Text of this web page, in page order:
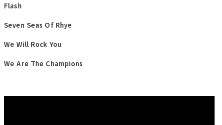
Flash
Seven Seas Of Rhye
We Will Rock You
We Are The Champions